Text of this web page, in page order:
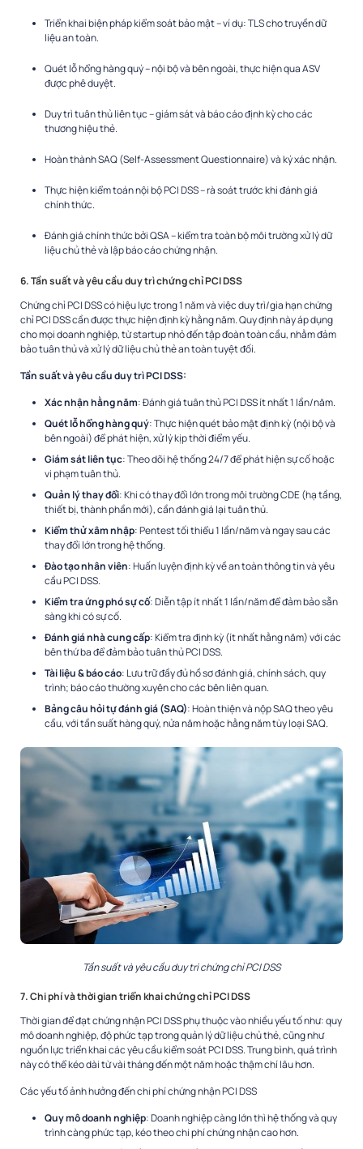
Triển khai biện pháp kiểm soát bảo mật – ví dụ: TLS cho truyền dữ
liệu an toàn.
Quét lỗ hổng hàng quý – nội bộ và bên ngoài, thực hiện qua ASV
được phê duyệt.
Duy trì tuân thủ liên tục – giám sát và báo cáo định kỳ cho các
thương hiệu thẻ.
Hoàn thành SAQ (Self-Assessment Questionnaire) và ký xác nhận.
Thực hiện kiểm toán nội bộ PCI DSS – rà soát trước khi đánh giá
chính thức.
Đánh giá chính thức bởi QSA – kiểm tra toàn bộ môi trường xử lý dữ
liệu chủ thẻ và lập báo cáo chứng nhận.
6. Tần suất và yêu cầu duy trì chứng chỉ PCI DSS
Chứng chỉ PCI DSS có hiệu lực trong 1 năm và việc duy trì/gia hạn chứng
chỉ PCI DSS cần được thực hiện định kỳ hằng năm. Quy định này áp dụng
cho mọi doanh nghiệp, từ startup nhỏ đến tập đoàn toàn cầu, nhằm đảm
bảo tuân thủ và xử lý dữ liệu chủ thẻ an toàn tuyệt đối.
Tần suất và yêu cầu duy trì PCI DSS:
Xác nhận hằng năm: Đánh giá tuân thủ PCI DSS ít nhất 1 lần/năm.
Quét lỗ hổng hàng quý: Thực hiện quét bảo mật định kỳ (nội bộ và
bên ngoài) để phát hiện, xử lý kịp thời điểm yếu.
Giám sát liên tục: Theo dõi hệ thống 24/7 để phát hiện sự cố hoặc
vi phạm tuân thủ.
Quản lý thay đổi: Khi có thay đổi lớn trong môi trường CDE (hạ tầng,
thiết bị, thành phần mới), cần đánh giá lại tuân thủ.
Kiểm thử xâm nhập: Pentest tối thiểu 1 lần/năm và ngay sau các
thay đổi lớn trong hệ thống.
Đào tạo nhân viên: Huấn luyện định kỳ về an toàn thông tin và yêu
cầu PCI DSS.
Kiểm tra ứng phó sự cố: Diễn tập ít nhất 1 lần/năm để đảm bảo sẵn
sàng khi có sự cố.
Đánh giá nhà cung cấp: Kiểm tra định kỳ (ít nhất hằng năm) với các
bên thứ ba để đảm bảo tuân thủ PCI DSS.
Tài liệu & báo cáo: Lưu trữ đầy đủ hồ sơ đánh giá, chính sách, quy
trình; báo cáo thường xuyên cho các bên liên quan.
Bảng câu hỏi tự đánh giá (SAQ): Hoàn thiện và nộp SAQ theo yêu
cầu, với tần suất hàng quý, nửa năm hoặc hằng năm tùy loại SAQ.
Tần suất và yêu cầu duy trì chứng chỉ PCI DSS
7. Chi phí và thời gian triển khai chứng chỉ PCI DSS
Thời gian để đạt chứng nhận PCI DSS phụ thuộc vào nhiều yếu tố như: quy
mô doanh nghiệp, độ phức tạp trong quản lý dữ liệu chủ thẻ, cũng như
nguồn lực triển khai các yêu cầu kiểm soát PCI DSS. Trung bình, quá trình
này có thể kéo dài từ vài tháng đến một năm hoặc thậm chí lâu hơn.
Các yếu tố ảnh hưởng đến chi phí chứng nhận PCI DSS
Quy mô doanh nghiệp: Doanh nghiệp càng lớn thì hệ thống và quy
trình càng phức tạp, kéo theo chi phí chứng nhận cao hơn.